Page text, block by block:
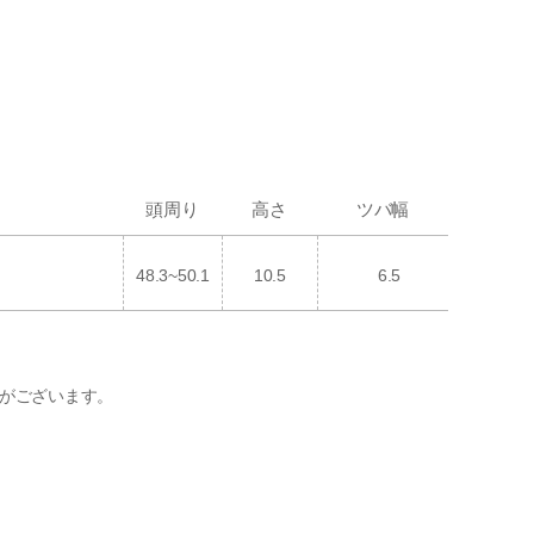
頭周り 高さ ツバ幅
48.3~50.1 10.5 6.5
ございます。